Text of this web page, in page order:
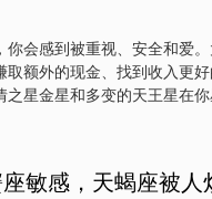
会感到被重视、安全和爱
额外的现金、找到收入更
星金星和多变的天王星在
，今天会变得格外特别。金
会遇到有趣的机会，带你到
敏感，天蝎座被人